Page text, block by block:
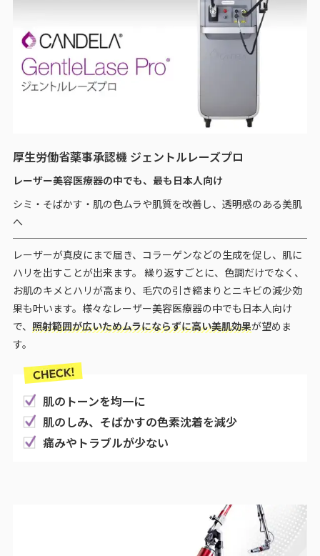
厚生労働省薬事承認機 ジェントルレーズプロ
レーザー美容医療器の中でも、最も日本人向け
シミ・そばかす・肌の色ムラや肌質を改善し、透明感のある美肌
へ
レーザーが真皮にまで届き、コラーゲンなどの生成を促し、肌に
ハリを出すことが出来ます。 繰り返すごとに、色調だけでなく、
お肌のキメとハリが高まり、毛穴の引き締まりとニキビの減少効
果も叶います。様々なレーザー美容医療器の中でも日本人向け
で、 照射範囲が広いためムラにならずに高い美肌効果が望めま
す。
肌のトーンを均一に
肌のしみ、そばかすの色素沈着を減少
痛みやトラブルが少ない